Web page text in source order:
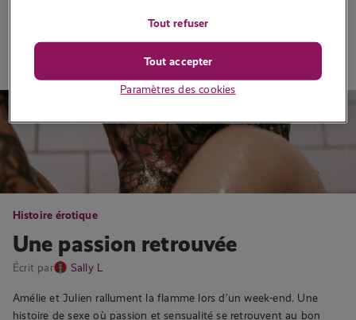
Histoire érotique
Une passion retrouvée
Écrit par Sally L
Amélie et Julien rallument la flamme lors d’un week-end. Une
histoire de sexe où passion et sensualité se retrouvent au bon
Paramètres des cookies
Tout refuser
Tout accepter